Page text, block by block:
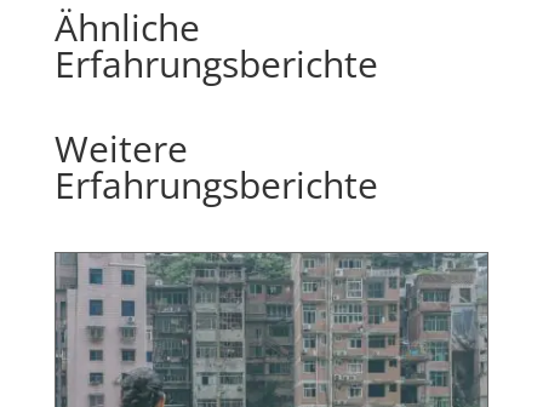
Ähnliche
Erfahrungsberichte
Weitere
Erfahrungsberichte